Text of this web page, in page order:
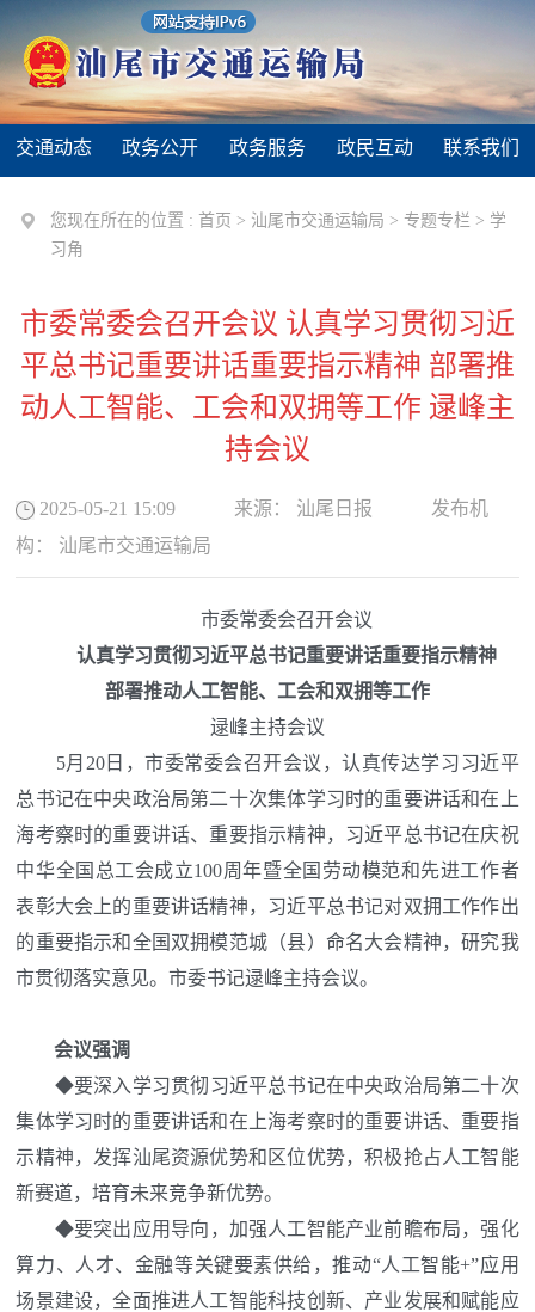
交通动态 政务公开 政务服务 政民互动 联系我们
您现在所在的位置 : 首页 > 汕尾市交通运输局 > 专题专栏 > 学
习角
市委常委会召开会议 认真学习贯彻习近
平总书记重要讲话重要指示精神 部署推
动人工智能、工会和双拥等工作 逯峰主
持会议
2025-05-21 15:09 来源： 汕尾日报
发布机
构：
汕尾市交通运输局
市委常委会召开会议
认真学习贯彻习近平总书记重要讲话重要指示精神
部署推动人工智能、工会和双拥等工作
逯峰主持会议
5月20日，市委常委会召开会议，认真传达学习习近平
总书记在中央政治局第二十次集体学习时的重要讲话和在上
海考察时的重要讲话、重要指示精神，习近平总书记在庆祝
中华全国总工会成立100周年暨全国劳动模范和先进工作者
表彰大会上的重要讲话精神，习近平总书记对双拥工作作出
的重要指示和全国双拥模范城（县）命名大会精神，研究我
市贯彻落实意见。市委书记逯峰主持会议。
会议强调
◆要深入学习贯彻习近平总书记在中央政治局第二十次
集体学习时的重要讲话和在上海考察时的重要讲话、重要指
示精神，发挥汕尾资源优势和区位优势，积极抢占人工智能
新赛道，培育未来竞争新优势。
◆要突出应用导向，加强人工智能产业前瞻布局，强化
算力、人才、金融等关键要素供给，推动“人工智能+”应用
场景建设，全面推进人工智能科技创新、产业发展和赋能应